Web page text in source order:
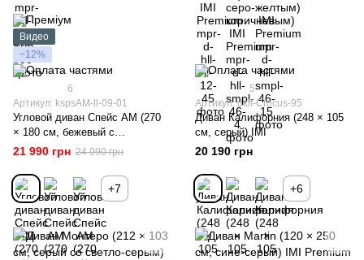
Видео
−12%
6
Артикул: kspsAM-ll-09-01
Угловой диван Спейс АМ (270
× 180 см, бежевый с
молочным) IMI Premium
21 990 грн 24 990 грн
+7
5
Артикул: dklf-Crocus-95
Диван Калифорния (248 × 105
см, серый) IMI
20 190 грн
+6